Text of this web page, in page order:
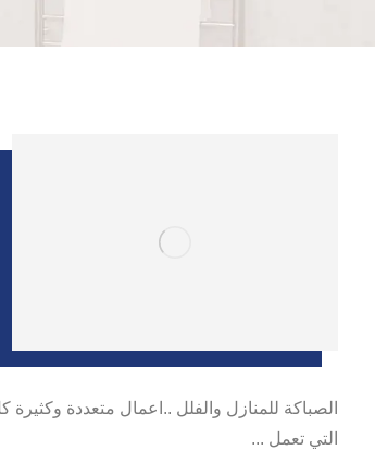
الصباكة للمنازل والفلل ..اعمال متعددة
التي تعمل ...